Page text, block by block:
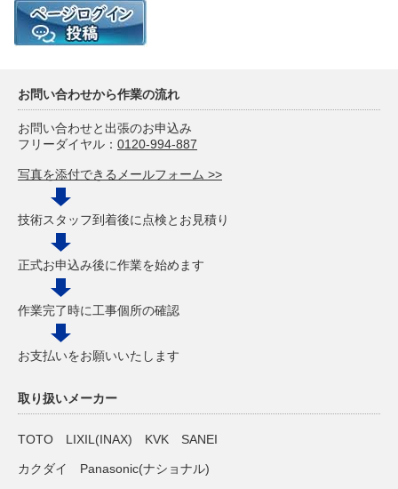
お問い合わせから作業の流れ
お問い合わせと出張のお申込み
フリーダイヤル： 0120-994-887
写真を添付できるメールフォーム >>
技術スタッフ到着後に点検とお見積り
正式お申込み後に作業を始めます
作業完了時に工事個所の確認
お支払いをお願いいたします
取り扱いメーカー
TOTO LIXIL(INAX) KVK SANEI
カクダイ Panasonic(ナショナル)